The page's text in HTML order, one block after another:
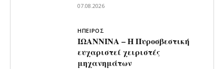
07.08.2026
ΗΠΕΙΡΟΣ
ΙΩΑΝΝΙΝΑ – Η Πυροσβεστική
ευχαριστεί χειριστές
μηχανημάτων